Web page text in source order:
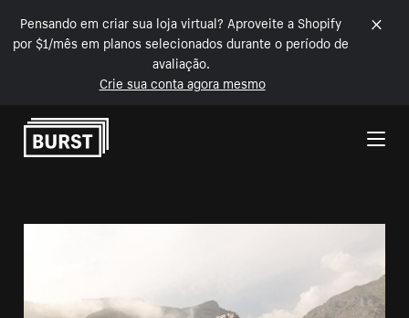
Pensando em criar sua loja virtual? Aproveite a Shopify
por $1/mês em planos selecionados durante o período de
avaliação.
Crie sua conta agora mesmo
Pular para o conteúdo